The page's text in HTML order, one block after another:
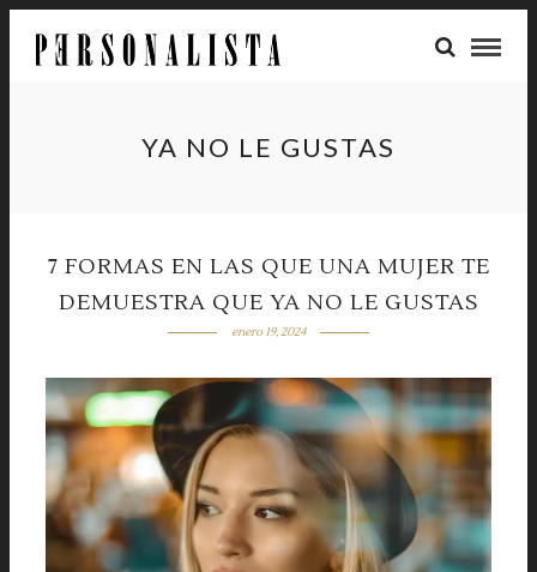
YA NO LE GUSTAS
7 FORMAS EN LAS QUE UNA MUJER TE
DEMUESTRA QUE YA NO LE GUSTAS
enero 19, 2024